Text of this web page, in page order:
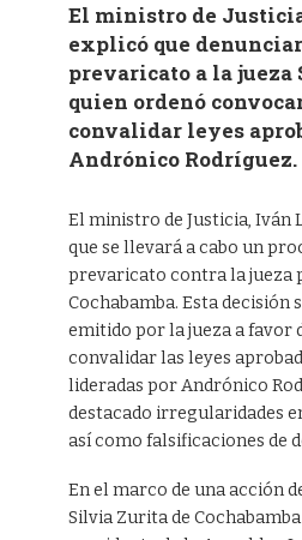
El ministro de
explicó que
prevaricato a la
quien ordenó
convalidar leyes
Andrónico Rodríguez.
El ministro de Justicia, Iván
que se llevará a cabo un
prevaricato contra la jueza
Cochabamba. Esta decisión
emitido por la jueza a favor
convalidar las leyes
lideradas por Andrónico
destacado irregularidades
así como falsificaciones de
En el marco de una acción
Silvia Zurita de